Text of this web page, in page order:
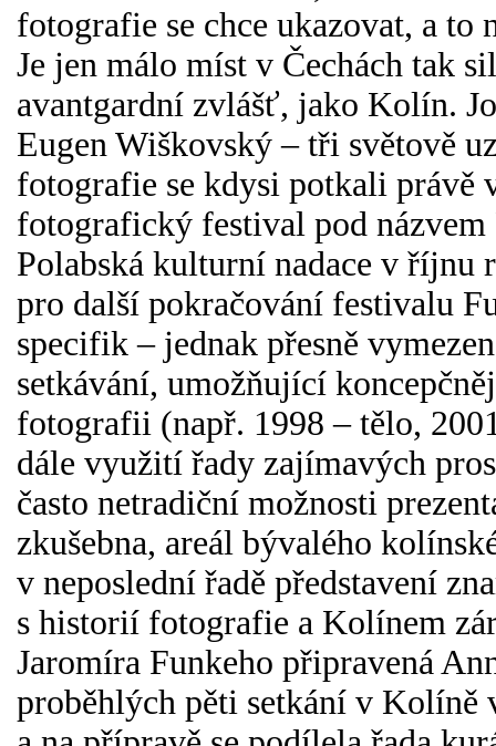
fotografie se chce ukazovat, a
Je jen málo míst v Čechách tak
avantgardní zvlášť, jako Kolín.
Eugen Wiškovský – tři světově
fotografie se kdysi potkali právě
fotografický festival pod
Polabská kulturní nadace v říjnu
pro další pokračování festivalu
specifik – jednak přesně
setkávání, umožňující
fotografii (např. 1998 – tělo,
dále využití řady zajímavých
často netradiční možnosti
zkušebna, areál bývalého
v neposlední řadě představení
s historií fotografie a Kolínem
Jaromíra Funkeho připravená
proběhlých pěti setkání v Kolíně